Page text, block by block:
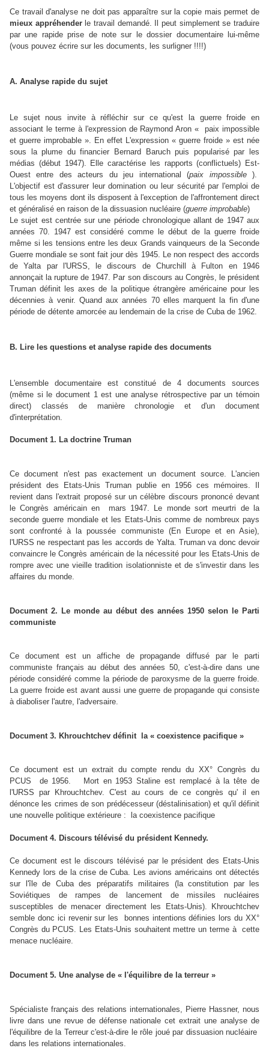
Ce travail d'analyse ne doit pas apparaître sur la copie mais permet de
mieux appréhenderle travail demandé. Il peut simplement se traduire
par une rapide prise de note sur le dossier documentaire lui-même
(vous pouvez écrire sur les documents, les surligner !!!!)
A. Analyse rapide du sujet
Le sujet nous invite à réfléchir sur ce qu'est la guerre froide en
associant le terme à l'expression de Raymond Aron « paix impossible
et guerre improbable ». En effet L'expression « guerre froide » est née
sous la plume du financier Bernard Baruch puis popularisé par les
médias (début 1947). Elle caractérise les rapports (conflictuels) Est-
Ouest entre des acteurs du jeu international (paix impossible).
L'objectif est d'assurer leur domination ou leur sécurité par l'emploi de
tous les moyens dont ils disposent à l'exception de l'affrontement direct
et généralisé en raison de la dissuasion nucléaire (guerre improbable)
Le sujet est centrée sur une période chronologique allant de 1947 aux
années 70. 1947 est considéré comme le début de la guerre froide
même si les tensions entre les deux Grands vainqueurs de la Seconde
Guerre mondiale se sont fait jour dès 1945. Le non respect des accords
de Yalta par l'URSS, le discours de Churchill à Fulton en 1946
annonçait la rupture de 1947. Par son discours au Congrès, le président
Truman définit les axes de la politique étrangère américaine pour les
décennies à venir. Quand aux années 70 elles marquent la fin d'une
période de détente amorcée au lendemain de la crise de Cuba de 1962.
B. Lire les questions et analyse rapide des documents
L'ensemble documentaire est constitué de 4 documents sources
(même si le document 1 est une analyse rétrospective par un témoin
direct) classés de manière chronologie et d'un document
d'interprétation.
Document 1. La doctrine Truman
Ce document n'est pas exactement un document source. L'ancien
président des Etats-Unis Truman publie en 1956 ces mémoires. Il
revient dans l'extrait proposé sur un célèbre discours prononcé devant
le Congrès américain en mars 1947. Le monde sort meurtri de la
seconde guerre mondiale et les Etats-Unis comme de nombreux pays
sont confronté à la poussée communiste (En Europe et en Asie),
l'URSS ne respectant pas les accords de Yalta. Truman va donc devoir
convaincre le Congrès américain de la nécessité pour les Etats-Unis de
rompre avec une vieille tradition isolationniste et de s'investir dans les
affaires du monde.
Document 2. Le monde au début des années 1950 selon le Parti
communiste
Ce document est un affiche de propagande diffusé par le parti
communiste français au début des années 50, c'est-à-dire dans une
période considéré comme la période de paroxysme de la guerre froide.
La guerre froide est avant aussi une guerre de propagande qui consiste
à diaboliser l'autre, l'adversaire.
Document 3. Khrouchtchev définit la « coexistence pacifique »
Ce document est un extrait du compte rendu du XX° Congrès du
PCUS de 1956. Mort en 1953 Staline est remplacé à la tête de
l'URSS par Khrouchtchev. C'est au cours de ce congrès qu' il en
dénonce les crimes de son prédécesseur (déstalinisation) et qu'il définit
une nouvelle politique extérieure : la coexistence pacifique
Document 4. Discours télévisé du président Kennedy.
Ce document est le discours télévisé par le président des Etats-Unis
Kennedy lors de la crise de Cuba. Les avions américains ont détectés
sur l'île de Cuba des préparatifs militaires (la constitution par les
Soviétiques de rampes de lancement de missiles nucléaires
susceptibles de menacer directement les Etats-Unis). Khrouchtchev
semble donc ici revenir sur les bonnes intentions définies lors du XX°
Congrès du PCUS. Les Etats-Unis souhaitent mettre un terme à cette
menace nucléaire.
Document 5. Une analyse de « l'équilibre de la terreur »
Spécialiste français des relations internationales, Pierre Hassner, nous
livre dans une revue de défense nationale cet extrait une analyse de
l'équilibre de la Terreur c'est-à-dire le rôle joué par dissuasion nucléaire
dans les relations internationales.